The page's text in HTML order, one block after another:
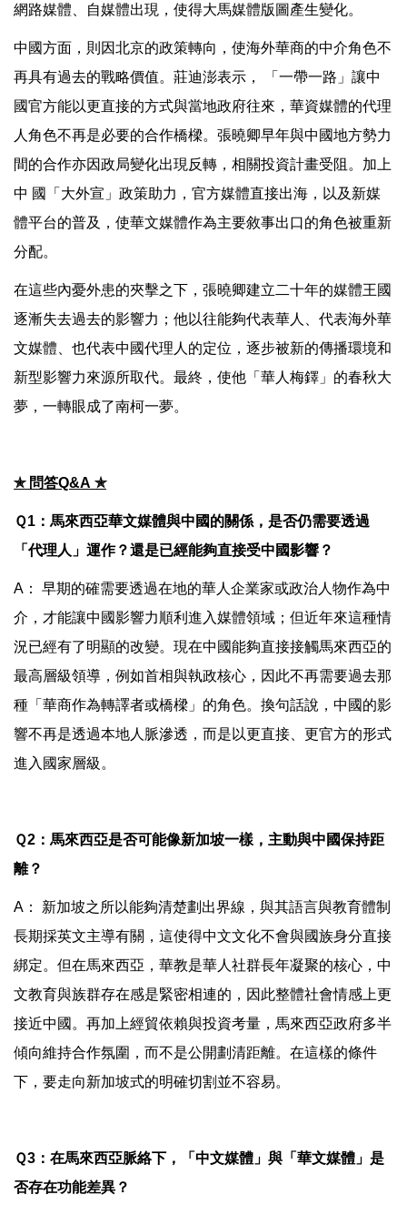
網路媒體、自媒體出現，使得大馬媒體版圖產生變化。
中國方面，則因北京的政策轉向，使海外華商的中介角色不
再具有過去的戰略價值。莊迪澎表示， 「一帶一路」讓中
國官方能以更直接的方式與當地政府往來，華資媒體的代理
人角色不再是必要的合作橋樑。張曉卿早年與中國地方勢力
間的合作亦因政局變化出現反轉，相關投資計畫受阻。加上
中 國「大外宣」政策助力，官方媒體直接出海，以及新媒
體平台的普及，使華文媒體作為主要敘事出口的角色被重新
分配。
在這些內憂外患的夾擊之下，張曉卿建立二十年的媒體王國
逐漸失去過去的影響力；他以往能夠代表華人、代表海外華
文媒體、也代表中國代理人的定位，逐步被新的傳播環境和
新型影響力來源所取代。最終，使他「華人梅鐸」的春秋大
夢，一轉眼成了南柯一夢。
✯ 問答Q&A ✯
Ｑ1：馬來西亞華文媒體與中國的關係，是否仍需要透過
「代理人」運作？還是已經能夠直接受中國影響？
A： 早期的確需要透過在地的華人企業家或政治人物作為中
介，才能讓中國影響力順利進入媒體領域；但近年來這種情
況已經有了明顯的改變。現在中國能夠直接接觸馬來西亞的
最高層級領導，例如首相與執政核心，因此不再需要過去那
種「華商作為轉譯者或橋樑」的角色。換句話說，中國的影
響不再是透過本地人脈滲透，而是以更直接、更官方的形式
進入國家層級。
Ｑ2：馬來西亞是否可能像新加坡一樣，主動與中國保持距
離？
A： 新加坡之所以能夠清楚劃出界線，與其語言與教育體制
長期採英文主導有關，這使得中文文化不會與國族身分直接
綁定。但在馬來西亞，華教是華人社群長年凝聚的核心，中
文教育與族群存在感是緊密相連的，因此整體社會情感上更
接近中國。再加上經貿依賴與投資考量，馬來西亞政府多半
傾向維持合作氛圍，而不是公開劃清距離。在這樣的條件
下，要走向新加坡式的明確切割並不容易。
Ｑ3：在馬來西亞脈絡下，「中文媒體」與「華文媒體」是
否存在功能差異？